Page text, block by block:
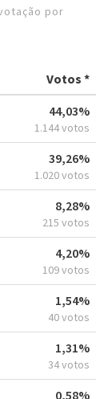
por
Votos *
44,03%
1.144 votos
39,26%
1.020 votos
8,28%
215 votos
4,20%
109 votos
1,54%
40 votos
1,31%
34 votos
0,58%